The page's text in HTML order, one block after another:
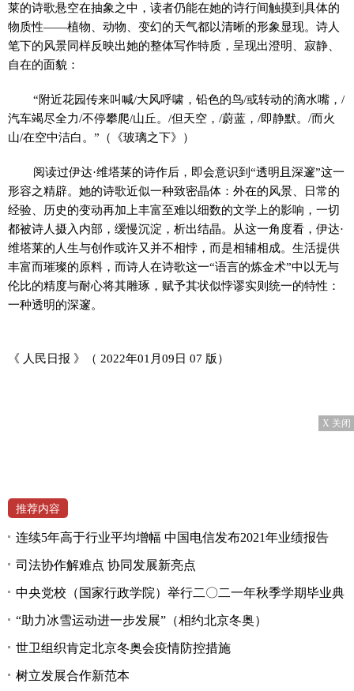
莱的诗歌悬空在抽象之中，读者仍能在她的诗行间触摸到具体的
物质性——植物、动物、变幻的天气都以清晰的形象显现。诗人
笔下的风景同样反映出她的整体写作特质，呈现出澄明、寂静、
自在的面貌：
“附近花园传来叫喊/大风呼啸，铅色的鸟/或转动的滴水嘴，/
汽车竭尽全力/不停攀爬/山丘。/但天空，/蔚蓝，/即静默。/而火
山/在空中洁白。”（《玻璃之下》）
阅读过伊达·维塔莱的诗作后，即会意识到“透明且深邃”这一
形容之精辟。她的诗歌近似一种致密晶体：外在的风景、日常的
经验、历史的变动再加上丰富至难以细数的文学上的影响，一切
都被诗人摄入内部，缓慢沉淀，析出结晶。从这一角度看，伊达·
维塔莱的人生与创作或许又并不相悖，而是相辅相成。生活提供
丰富而璀璨的原料，而诗人在诗歌这一“语言的炼金术”中以无与
伦比的精度与耐心将其雕琢，赋予其状似悖谬实则统一的特性：
一种透明的深邃。
《 人民日报 》（ 2022年01月09日 07 版）
X 关闭
推荐内容
连续5年高于行业平均增幅 中国电信发布2021年业绩报告
司法协作解难点 协同发展新亮点
中央党校（国家行政学院）举行二〇二一年秋季学期毕业典
“助力冰雪运动进一步发展”（相约北京冬奥）
世卫组织肯定北京冬奥会疫情防控措施
树立发展合作新范本